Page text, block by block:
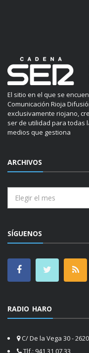
El sitio en el que se
Comunicación Rioja
exclusivamente riojano,
ser de utilidad para todas
medios que gestiona
ARCHIVOS
SÍGUENOS
RADIO HARO
C/ De la Vega 30 -